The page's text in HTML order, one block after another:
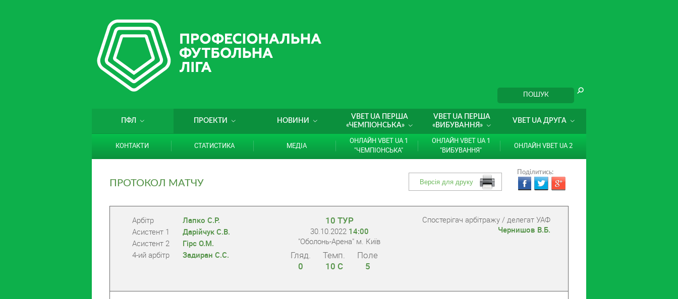
ПФЛ ПРОЕКТИ НОВИНИ
VBET UA ПЕРША
«ЧЕМПІОНСЬКА»
VBET UA ПЕРША
«ВИБУВАННЯ»
VBET UA ДРУГА
КОНТАКТИ СТАТИСТИКА МЕДІА
ОНЛАЙН VBET UA 1
"ЧЕМПІОНСЬКА"
ОНЛАЙН VBET UA 1
"ВИБУВАННЯ"
ОНЛАЙН VBET UA 2
ПРОТОКОЛ МАТЧУ
Поділитись:
Арбітр
Лапко С.Р.
Асистент 1
Дарійчук С.В.
Асистент 2
Гірс О.М.
4-ий арбітр
Задиран С.С.
10 ТУР
30.10.2022 14:00
"Оболонь-Арена" м. Київ
Гляд.
0
Темп.
10 С
Поле
5
Cпостерігач арбітражу / делегат УАФ
Чернишов В.Б.